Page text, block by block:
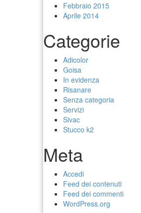
Febbraio 2015
Aprile 2014
Categorie
Adicolor
Goisa
In evidenza
Risanare
Senza categoria
Servizi
Sivac
Stucco k2
Meta
Accedi
Feed dei contenuti
Feed dei commenti
WordPress.org